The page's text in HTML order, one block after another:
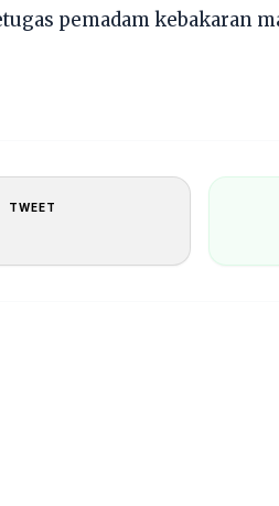
pemadam kebakaran
TWEET